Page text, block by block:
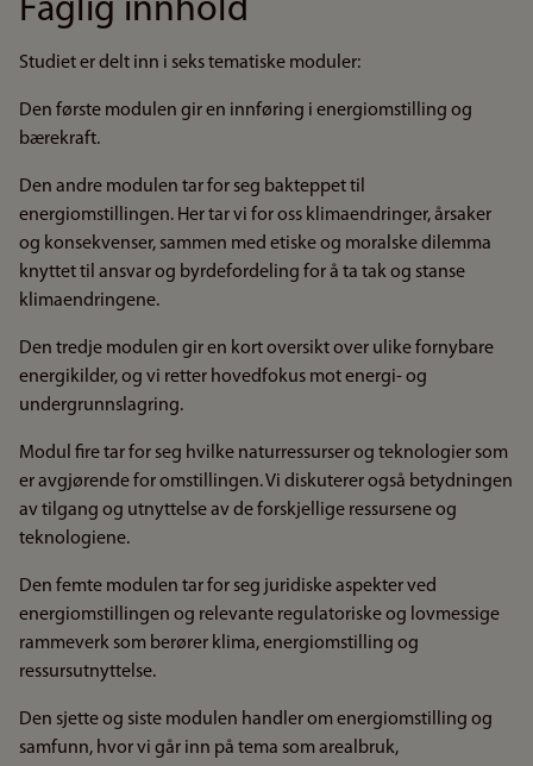
Faglig innhold
Studiet er delt inn i seks tematiske moduler:
Den første modulen gir en innføring i energiomstilling og
bærekraft.
Den andre modulen tar for seg bakteppet til
energiomstillingen. Her tar vi for oss klimaendringer, årsaker
og konsekvenser, sammen med etiske og moralske dilemma
knyttet til ansvar og byrdefordeling for å ta tak og stanse
klimaendringene.
Den tredje modulen gir en kort oversikt over ulike fornybare
energikilder, og vi retter hovedfokus mot energi- og
undergrunnslagring.
Modul fire tar for seg hvilke naturressurser og teknologier som
er avgjørende for omstillingen. Vi diskuterer også betydningen
av tilgang og utnyttelse av de forskjellige ressursene og
teknologiene.
Den femte modulen tar for seg juridiske aspekter ved
energiomstillingen og relevante regulatoriske og lovmessige
rammeverk som berører klima, energiomstilling og
ressursutnyttelse.
Den sjette og siste modulen handler om energiomstilling og
samfunn, hvor vi går inn på tema som arealbruk,